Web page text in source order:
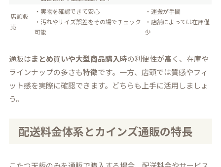
店頭販
売
・実物を確認できて安心
・汚れやサイズ誤差をその場でチェック
可能
・運搬が手間
・店舗によっては在庫僅
少
通販はまとめ買いや大型商品購入時の利便性が高く、在庫や
ラインナップの多さも特徴です。一方、店頭では質感やフィ
ット感を実際に確認できます。どちらも上手に活用しましょ
う。
配送料金体系とカインズ通販の特長